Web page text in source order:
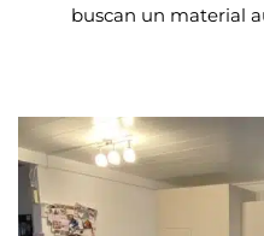
buscan un material